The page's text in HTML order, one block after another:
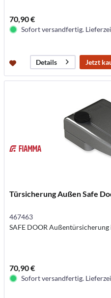
70,90 €
Sofort versandfertig.
Details Jetzt
Türsicherung Außen Safe
467463
SAFE DOOR Außentürsicherung
70,90 €
Sofort versandfertig.